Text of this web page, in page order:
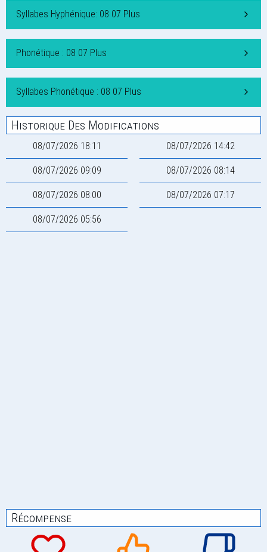
Syllabes Hyphénique: 08 07 Plus
Phonétique : 08 07 Plus
Syllabes Phonétique : 08 07 Plus
Historique Des Modifications
08/07/2026 18:11 08/07/2026 14:42
08/07/2026 09:09 08/07/2026 08:14
08/07/2026 08:00 08/07/2026 07:17
08/07/2026 05:56
Récompense